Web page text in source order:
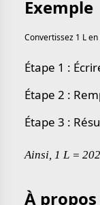
Exemple
Convertissez 1 L en
Étape 1 :
Étape 2 :
Étape 3 :
Ainsi, 1 L =
À